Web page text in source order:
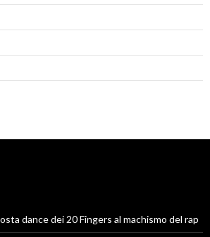
dance dei 20 Fingers al machismo del rap